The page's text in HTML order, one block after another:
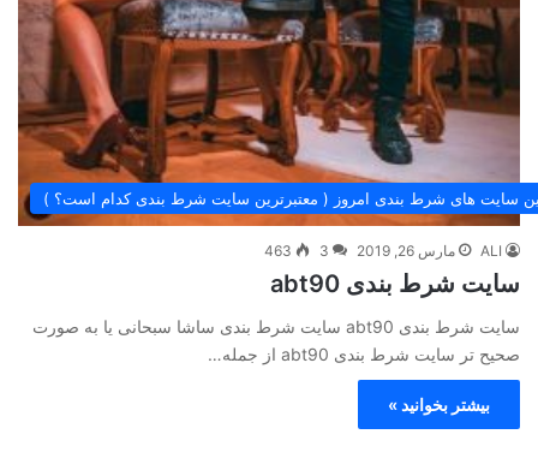
سایت های شرط بندی امروز ( معتبرترین سایت شرط بندی کدام است؟ )
ALI مارس 26, 2019 3
463
سایت شرط بندی abt90
سایت شرط بندی abt90 سایت شرط بندی ساشا سبحانی یا به صورت
صحیح تر سایت شرط بندی abt90 از جمله…
بیشتر بخوانید »